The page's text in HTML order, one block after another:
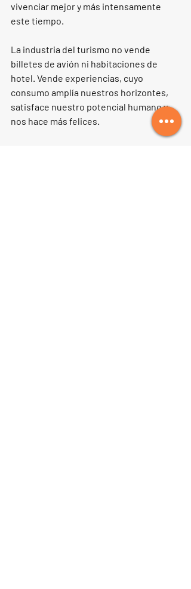
vivenciar mejor y más intensamente
este tiempo.
La industria del turismo no vende
billetes de avión ni habitaciones de
hotel. Vende experiencias, cuyo
consumo amplía nuestros horizontes,
satisface nuestro potencial humano y
nos hace más felices.